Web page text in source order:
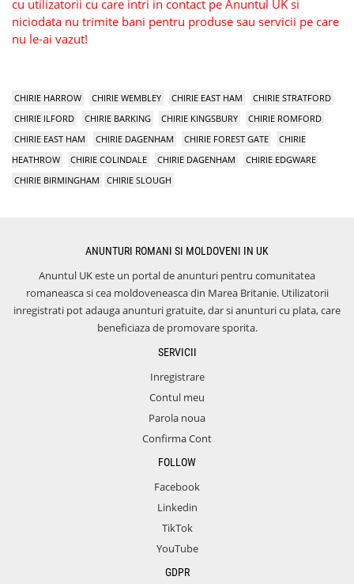
cu utilizatorii cu care intri in contact pe Anuntul UK si
niciodata nu trimite bani pentru produse sau servicii pe care
nu le-ai vazut!
CHIRIE HARROW CHIRIE WEMBLEY CHIRIE EAST HAM
CHIRIE STRATFORD
CHIRIE ILFORD
CHIRIE BARKING CHIRIE KINGSBURY
CHIRIE ROMFORD
CHIRIE EAST HAM
CHIRIE DAGENHAM CHIRIE FOREST GATE
CHIRIE
HEATHROW
CHIRIE COLINDALE CHIRIE DAGENHAM
CHIRIE EDGWARE
CHIRIE BIRMINGHAM
CHIRIE SLOUGH
ANUNTURI ROMANI SI MOLDOVENI IN UK
Anuntul UK este un portal de anunturi pentru comunitatea
romaneasca si cea moldoveneasca din Marea Britanie. Utilizatorii
inregistrati pot adauga anunturi gratuite, dar si anunturi cu plata, care
beneficiaza de promovare sporita.
SERVICII
Inregistrare
Contul meu
Parola noua
Confirma Cont
FOLLOW
Facebook
Linkedin
TikTok
YouTube
GDPR